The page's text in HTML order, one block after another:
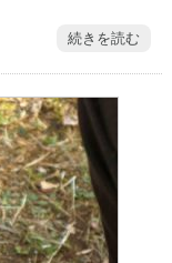
続きを読む